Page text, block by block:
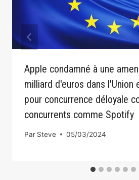
Apple condamné à une
milliard d'euros dans l'Union
pour concurrence déloyale
concurrents comme Spotify
Par Steve 05/03/2024